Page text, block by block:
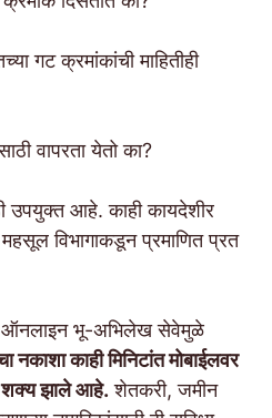
गट क्रमांकांची माहितीही
वापरता येतो का?
उपयुक्त आहे. काही कायदेशीर
महसूल विभागाकडून प्रमाणित प्रत
ऑनलाइन भू-अभिलेख सेवेमुळे
नकाशा काही मिनिटांत मोबाईलवर
शक्य झाले आहे. शेतकरी, जमीन